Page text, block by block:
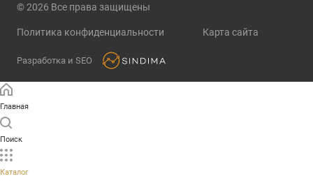
© 2026 Все права защищены
Политика конфиденциальности Карта сайта
Разработка и SEO
Главная
Поиск
Каталог